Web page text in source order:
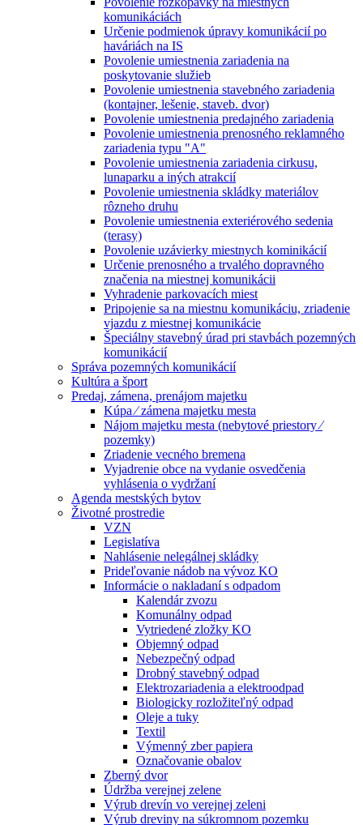
komunikáciách
Určenie podmienok úpravy komunikácií po
haváriách na IS
Povolenie umiestnenia zariadenia na
poskytovanie služieb
Povolenie umiestnenia stavebného zariadenia
(kontajner, lešenie, staveb. dvor)
Povolenie umiestnenia predajného zariadenia
Povolenie umiestnenia prenosného reklamného
zariadenia typu "A"
Povolenie umiestnenia zariadenia cirkusu,
lunaparku a iných atrakcií
Povolenie umiestnenia skládky materiálov
rôzneho druhu
Povolenie umiestnenia exteriérového sedenia
(terasy)
Povolenie uzávierky miestnych kominikácií
Určenie prenosného a trvalého dopravného
značenia na miestnej komunikácii
Vyhradenie parkovacích miest
Pripojenie sa na miestnu komunikáciu, zriadenie
vjazdu z miestnej komunikácie
Špeciálny stavebný úrad pri stavbách pozemných
komunikácií
Správa pozemných komunikácií
Kultúra a šport
Predaj, zámena, prenájom majetku
Kúpa ⁄ zámena majetku mesta
Nájom majetku mesta (nebytové priestory ⁄
pozemky)
Zriadenie vecného bremena
Vyjadrenie obce na vydanie osvedčenia
vyhlásenia o vydržaní
Agenda mestských bytov
Životné prostredie
VZN
Legislatíva
Nahlásenie nelegálnej skládky
Prideľovanie nádob na vývoz KO
Informácie o nakladaní s odpadom
Kalendár zvozu
Komunálny odpad
Vytriedené zložky KO
Objemný odpad
Nebezpečný odpad
Drobný stavebný odpad
Elektrozariadenia a elektroodpad
Biologicky rozložiteľný odpad
Oleje a tuky
Textil
Výmenný zber papiera
Označovanie obalov
Zberný dvor
Údržba verejnej zelene
Výrub drevín vo verejnej zeleni
Výrub dreviny na súkromnom pozemku